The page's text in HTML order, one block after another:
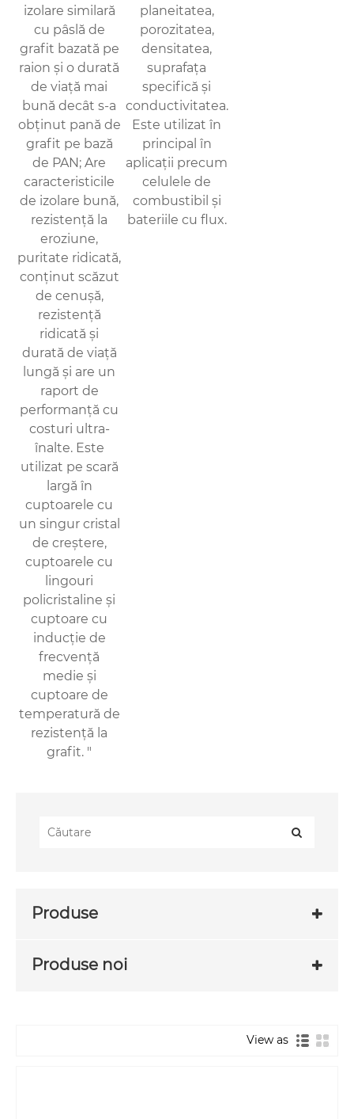
izolare similară
cu pâslă de
grafit bazată pe
raion și o durată
de viață mai
bună decât s-a
obținut pană de
grafit pe bază
de PAN; Are
caracteristicile
de izolare bună,
rezistență la
eroziune,
puritate ridicată,
conținut scăzut
de cenușă,
rezistență
ridicată și
durată de viață
lungă și are un
raport de
performanță cu
costuri ultra-
înalte. Este
utilizat pe scară
largă în
cuptoarele cu
un singur cristal
de creștere,
cuptoarele cu
lingouri
policristaline și
cuptoare cu
inducție de
frecvență
medie și
cuptoare de
temperatură de
rezistență la
grafit. "
planeitatea,
porozitatea,
densitatea,
suprafața
specifică și
conductivitatea.
Este utilizat în
principal în
aplicații precum
celulele de
combustibil și
bateriile cu flux.
Produse
Produse noi
View as